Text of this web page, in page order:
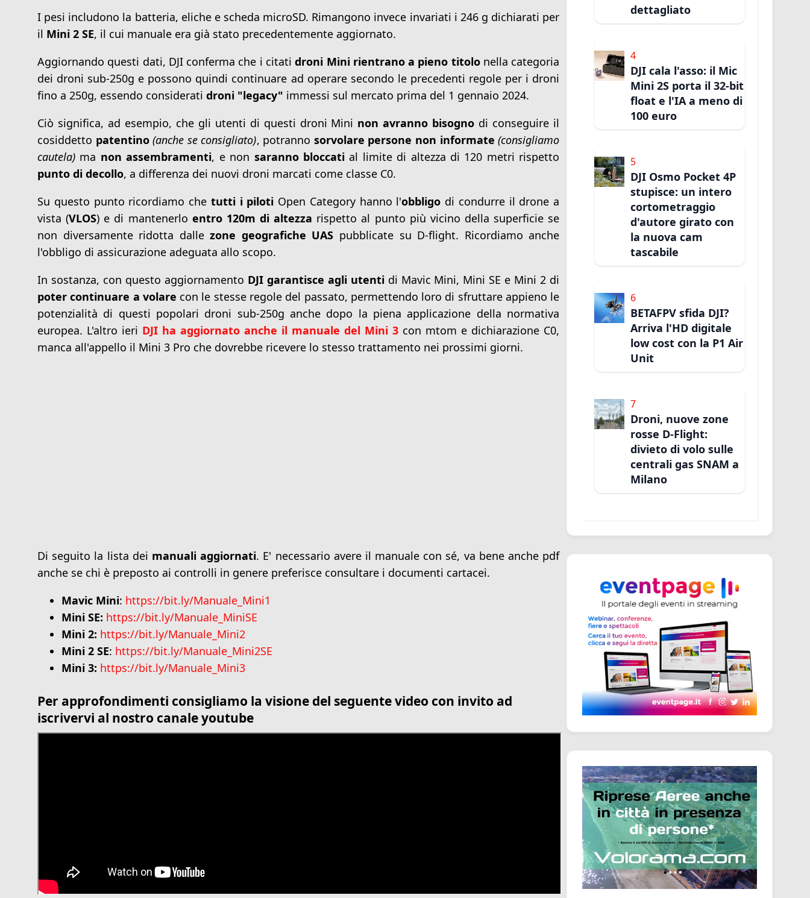
I pesi includono la batteria, eliche e scheda microSD. Rimangono invece invariati i 246 g dichiarati per
il Mini 2 SE, il cui manuale era già stato precedentemente aggiornato.
Aggiornando questi dati, DJI conferma che i citatidroni Mini rientrano a pieno titolonella categoria
dei droni sub-250g e possono quindi continuare ad operare secondo le precedenti regole per i droni
fino a 250g, essendo considerati droni "legacy" immessi sul mercato prima del 1 gennaio 2024.
Ciò significa, ad esempio, che gli utenti di questi droni Mini non avranno bisogno di conseguire il
cosiddetto patentino (anche se consigliato), potranno sorvolare persone non informate (consigliamo
cautela) ma non assembramenti, e non saranno bloccatial limite di altezza di 120 metri rispetto
punto di decollo, a differenza dei nuovi droni marcati come classe C0.
Su questo punto ricordiamo che tutti i piloti Open Category hanno l'obbligo di condurre il drone a
vista (VLOS) e di mantenerlo entro 120m di altezza rispetto al punto più vicino della superficie se
non diversamente ridotta dallezone geografiche UAS pubblicate su D-flight. Ricordiamo anche
l'obbligo di assicurazione adeguata allo scopo.
In sostanza, con questo aggiornamento DJI garantisce agli utentidi Mavic Mini, Mini SE e Mini 2 di
poter continuare a volare con le stesse regole del passato, permettendo loro di sfruttare appieno le
potenzialità di questi popolari droni sub-250g anche dopo la piena applicazione della normativa
europea. L'altro ieri DJI ha aggiornato anche il manuale del Mini 3 con mtom e dichiarazione C0,
manca all'appello il Mini 3 Pro che dovrebbe ricevere lo stesso trattamento nei prossimi giorni.
Di seguito la lista dei manuali aggiornati. E' necessario avere il manuale con sé, va bene anche pdf
anche se chi è preposto ai controlli in genere preferisce consultare i documenti cartacei.
Mavic Mini: https://bit.ly/Manuale_Mini1
Mini SE: https://bit.ly/Manuale_MiniSE
Mini 2: https://bit.ly/Manuale_Mini2
Mini 2 SE: https://bit.ly/Manuale_Mini2SE
Mini 3: https://bit.ly/Manuale_Mini3
Per approfondimenti consigliamo la visione del seguente video con invito ad
iscrivervi al nostro canale youtube
dettagliato
4
DJI cala l'asso: il Mic
Mini 2S porta il 32-bit
float e l'IA a meno di
100 euro
5
DJI Osmo Pocket 4P
stupisce: un intero
cortometraggio
d'autore girato con
la nuova cam
tascabile
6
BETAFPV sfida DJI?
Arriva l'HD digitale
low cost con la P1 Air
Unit
7
Droni, nuove zone
rosse D-Flight:
divieto di volo sulle
centrali gas SNAM a
Milano